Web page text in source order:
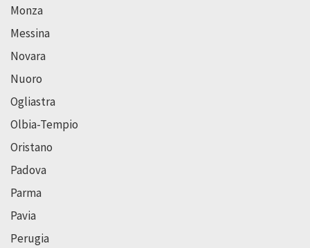
Monza
Messina
Novara
Nuoro
Ogliastra
Olbia-Tempio
Oristano
Padova
Parma
Pavia
Perugia